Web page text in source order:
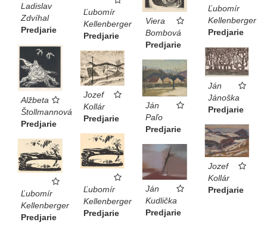
Ladislav
Zdvíhal
Predjarie
Ľubomír
Kellenberger
Predjarie
Viera
Bombová
Predjarie
Ľubomír
Kellenberger
Predjarie
Alžbeta
Štollmannová
Predjarie
Ján
Jánoška
Predjarie
Jozef
Kollár
Predjarie
Ján
Paľo
Predjarie
Jozef
Kollár
Predjarie
Ľubomír
Kellenberger
Predjarie
Ľubomír
Kellenberger
Predjarie
Ján
Kudlička
Predjarie